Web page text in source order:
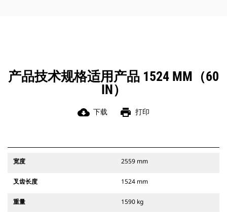
产品技术规格适用产品 1524 MM（60
IN）
cloud_download 下载 print 打印
宽度 2559 mm
叉齿长度 1524 mm
重量 1590 kg